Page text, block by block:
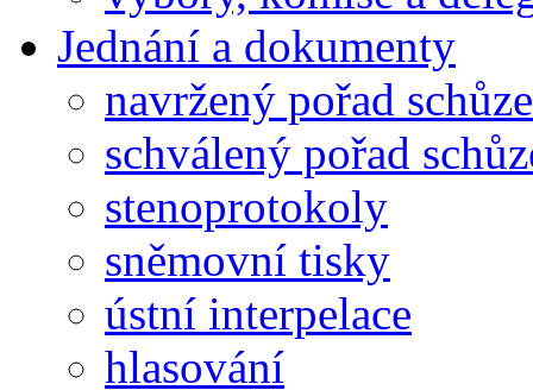
Jednání a dokumenty
navržený pořad schůze
schválený pořad
stenoprotokoly
sněmovní tisky
ústní interpelace
hlasování